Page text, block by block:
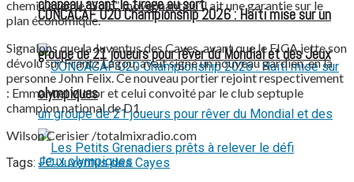
chapeau avant le tirage au sort
CONCACAF U20 Championship 2026 : Haïti mise sur un
groupe de 21 joueurs pour rêver du Mondial et des Jeux
olympiques
chemin avec le “Solo”, moyennant qu’il ait une garantie sur le
plan économique.
Signalons que la Juventus des Cayes, avant que le FICA jette son
dévolu sur Frantz Lagou, avait signé un nouveau gardien, en la
personne John Felix. Ce nouveau portier rejoint respectivement
: Emmanuel Victor et celui convoité par le club septuple
champion national de D1.
Wilson Cerisier /totalmixradio.com
Tags: FC Juventus des Cayes